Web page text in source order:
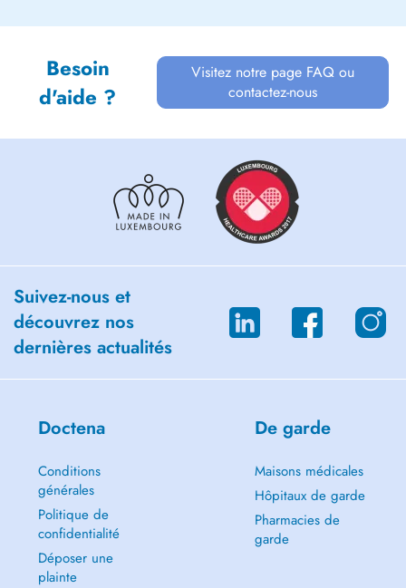
Besoin
d'aide ?
Visitez notre page FAQ ou
contactez-nous
Suivez-nous et
découvrez nos
dernières actualités
Doctena
Conditions
générales
Politique de
confidentialité
Déposer une
plainte
De garde
Maisons médicales
Hôpitaux de garde
Pharmacies de
garde